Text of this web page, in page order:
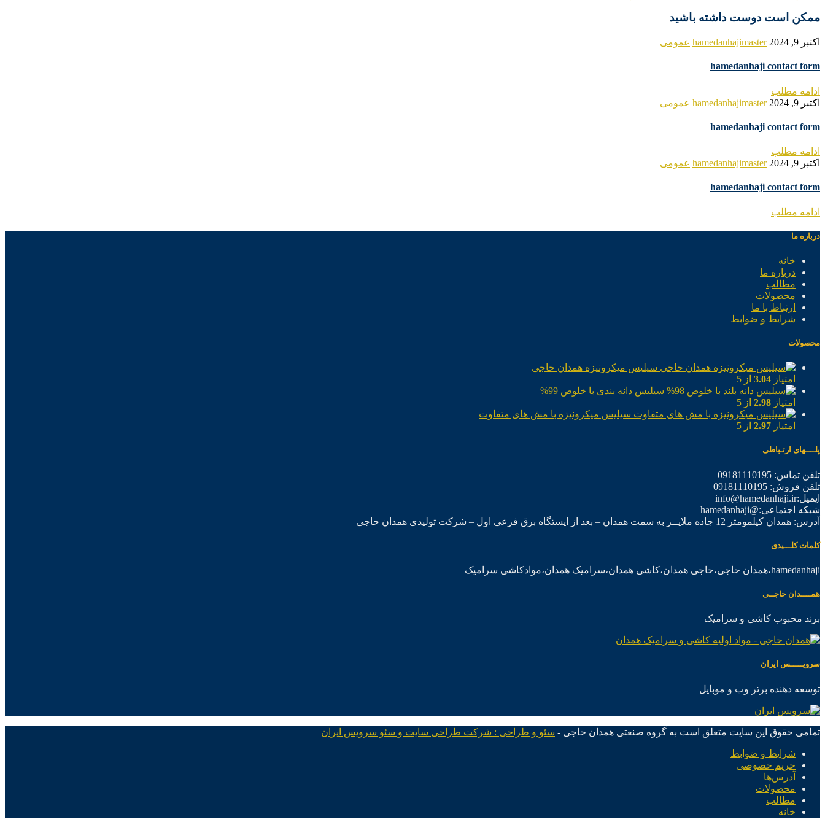
ممکن است دوست داشته باشید
اکتبر 9, 2024 hamedanhajimaster عمومی
hamedanhaji contact form
ادامه مطلب
اکتبر 9, 2024
hamedanhajimaster عمومی
hamedanhaji contact form
ادامه مطلب
اکتبر 9, 2024
hamedanhajimaster عمومی
hamedanhaji contact form
ادامه مطلب
درباره ما
خانه
درباره ما
مطالب
محصولات
ارتباط با ما
شرایط و ضوابط
محصولات
سیلیس میکرونیزه همدان حاجی
امتیاز 3.04 از 5
سیلیس دانه بندی با خلوص 99%
امتیاز 2.98 از 5
سیلیس میکرونیزه با مش های متفاوت
امتیاز 2.97 از 5
پلــــهای ارتـباطی
تلفن تماس: 09181110195
تلفن فروش: 09181110195
ایمیل:info@hamedanhaji.ir
شبکه اجتماعی:@hamedanhaji
آدرس: همدان کیلمومتر 12 جاده ملایــر به سمت همدان – بعد از ایستگاه برق فرعی اول – شرکت تولیدی همدان حاجی
کلمات کلـــیدی
hamedanhaji،همدان حاجی،حاجی همدان،کاشی همدان،سرامیک همدان،موادکاشی سرامیک
همــــدان حاجــی
برند محبوب کاشی و سرامیک
سرویـــــس ایران
توسعه دهنده برتر وب و موبایل
تمامی حقوق این سایت متعلق است به گروه صنعتی همدان حاجی - سئو و طراحی : شرکت طراحی سایت و سئو سرویس ایران
شرایط و ضوابط
حریم خصوصی
آدرس‌ها
محصولات
مطالب
خانه